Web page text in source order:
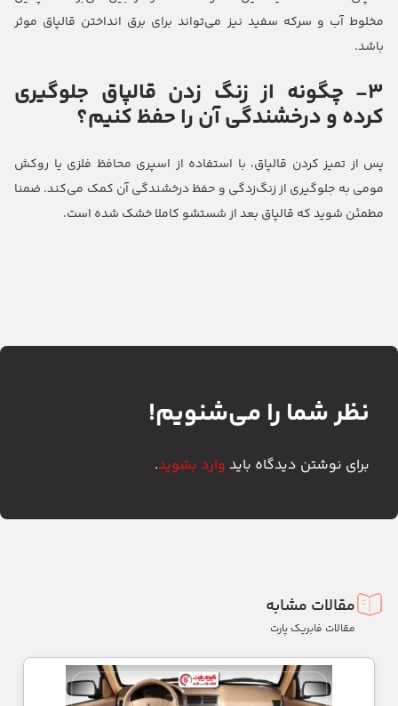
مخلوط آب و سرکه سفید نیز می‌تواند برای برق انداختن قالپاق موثر
باشد.
3- چگونه از زنگ زدن قالپاق جلوگیری
کرده و درخشندگی آن را حفظ کنیم؟
پس از تمیز کردن قالپاق، با استفاده از اسپری محافظ فلزی یا روکش
مومی به جلوگیری از زنگ‌زدگی و حفظ درخشندگی آن کمک می‌کند. ضمنا
مطمئن شوید که قالپاق بعد از شستشو کاملا خشک شده است.
نظر شما را می‌شنویم!
برای نوشتن دیدگاه باید وارد بشوید.
مقالات مشابه
مقالات فابریک پارت